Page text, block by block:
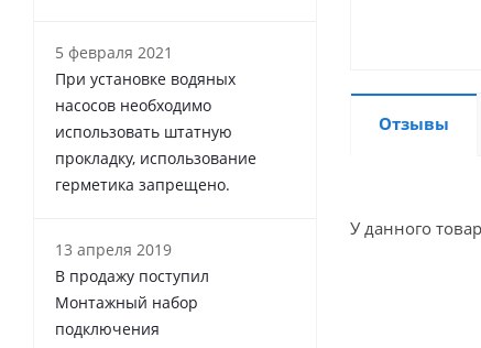
Отзывы
У данного
5 февраля 2021
При установке водяных
насосов необходимо
использовать штатную
прокладку, использование
герметика запрещено.
13 апреля 2019
В продажу поступил
Монтажный набор
подключения